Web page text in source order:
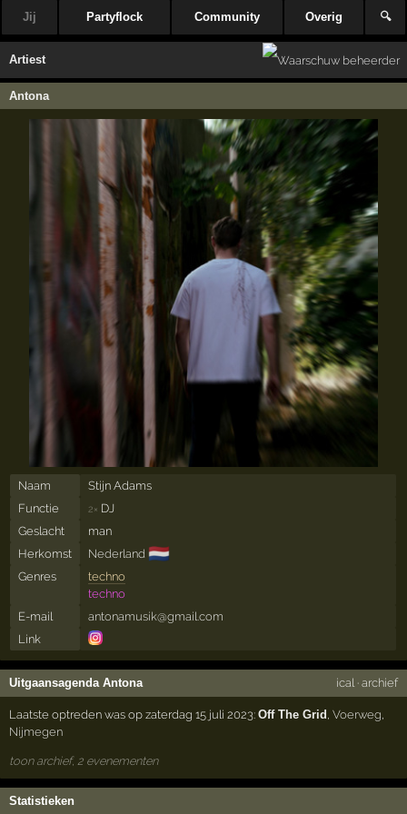
Jij Partyflock Community Overig 🔍
Artiest
Antona
Naam
Stijn Adams
Functie
2× DJ
Geslacht
man
Herkomst
Nederland 🇳🇱
Genres
techno
techno
E-mail
antonamusik@gmail.com
Link
Uitgaansagenda Antona ical· archief
Laatste optreden was op zaterdag 15 juli 2023:Off The Grid ,Voerweg
Nijmegen
toon archief, 2 evenementen
Statistieken